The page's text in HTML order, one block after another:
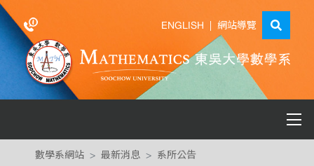
ENGLISH | 網站導覽
數學系網站 最新消息 系所公告